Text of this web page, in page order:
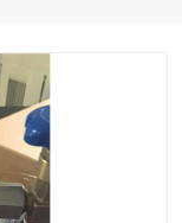
分离器
过滤器
雾器滤芯